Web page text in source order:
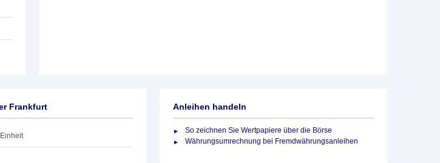
Frankfurt Anleihen handeln
So zeichnen Sie Wertpapiere über die Börse
Währungsumrechnung bei Fremdwährungsanleihen